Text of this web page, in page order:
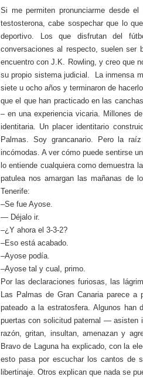
Si me permiten pronunciarme desde
testosterona, cabe sospechar que lo
deportivo. Los que disfrutan del
conversaciones al respecto, suelen ser
encuentro con J.K. Rowling, y creo que
su propio sistema judicial. La inmensa
siete u ocho años y terminaron de
que el que han practicado en las
– en una experiencia vicaria. Millones
identitaria. Un placer identitario
Palmas. Soy grancanario. Pero la
incómodas. A ver cómo puede sentirse
lo entiende cualquiera como demuestra
patulea nos amargan las mañanas de
Tenerife:
–Se fue Ayose.
— Déjalo ir.
–¿Y ahora el 3-3-2?
–Eso está acabado.
–Ayose podía.
–Ayose tal y cual, primo.
Por las declaraciones furiosas, las
Las Palmas de Gran Canaria parece
pateado a la estratosfera. Algunos
puertas con solicitud paternal — asisten
razón, gritan, insultan, amenazan y
Bravo de Laguna ha explicado, con la
esto pasa por escuchar los cantos de
libertinaje. Otros explican que nada se